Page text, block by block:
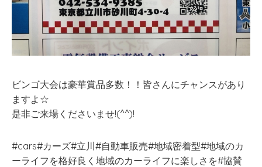
ビンゴ大会は豪華賞品多数！！皆さんにチャンスがあり
ますよ☆
是非ご来場くださいませ!(^^)!
#cars#カーズ#立川#自動車販売#地域密着型#地域のカ
ーライフを格好良く地域のカーライフに楽しさを#協賛